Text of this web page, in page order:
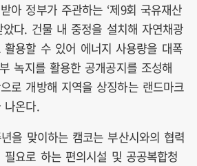
아 정부가 주관하는 ‘제9회 국유재산
았다. 건물 내 중정을 설치해 자연채광
활용할 수 있어 에너지 사용량을 대폭
녹지를 활용한 공개공지를 조성해
로 개방해 지역을 상징하는 랜드마크
나온다.
을 맞이하는 캠코는 부산시와의 협력
요로 하는 편의시설 및 공공복합청